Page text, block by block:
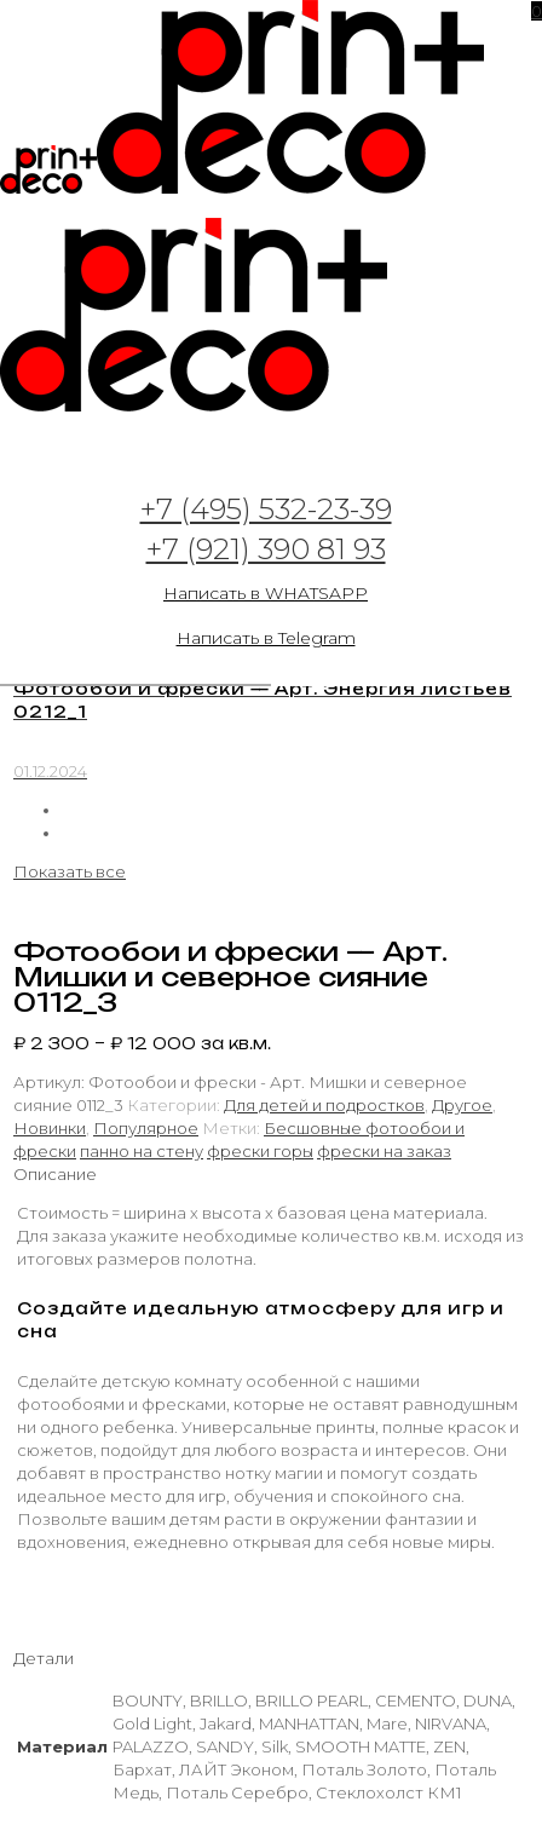
+7 (495) 532-23-39
+7 (921) 390 81 93
Написать в WHATSAPP
Написать в Telegram
0
Фотообои и фрески — Арт. Мишки и
северное сияние 0112_4
Фотообои и фрески — Арт. Энергия листьев
0212_1
01.12.2024
Показать все
Фотообои и фрески — Арт.
Мишки и северное сияние
0112_3
₽ 2 300 – ₽ 12 000 за кв.м.
Артикул: Фотообои и фрески - Арт. Мишки и северное
сияние 0112_3 Категории: Для детей и подростков, Другое,
Новинки, Популярное Метки: Бесшовные фотообои и
фрески панно на стену фрески горы фрески на заказ
Описание
Стоимость = ширина х высота х базовая цена материала.
Для заказа укажите необходимые количество кв.м. исходя из
итоговых размеров полотна.
Создайте идеальную атмосферу для игр и
сна
Сделайте детскую комнату особенной с нашими
фотообоями и фресками, которые не оставят равнодушным
ни одного ребенка. Универсальные принты, полные красок и
сюжетов, подойдут для любого возраста и интересов. Они
добавят в пространство нотку магии и помогут создать
идеальное место для игр, обучения и спокойного сна.
Позвольте вашим детям расти в окружении фантазии и
вдохновения, ежедневно открывая для себя новые миры.
Детали
Материал
BOUNTY, BRILLO, BRILLO PEARL, CEMENTO, DUNA,
Gold Light, Jakard, MANHATTAN, Mare, NIRVANA,
PALAZZO, SANDY, Silk, SMOOTH MATTE, ZEN,
Бархат, ЛАЙТ Эконом, Поталь Золото, Поталь
Медь, Поталь Серебро, Стеклохолст КМ1